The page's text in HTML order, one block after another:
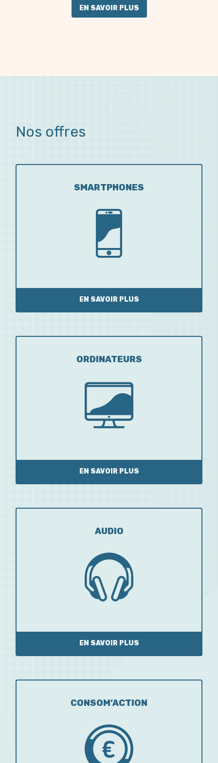
EN SAVOIR PLUS
Nos offres
SMARTPHONES
EN SAVOIR PLUS
ORDINATEURS
EN SAVOIR PLUS
AUDIO
EN SAVOIR PLUS
CONSOM’ACTION